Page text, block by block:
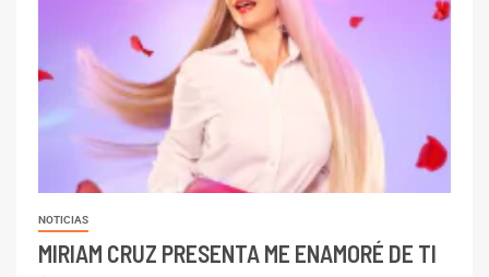
NOTICIAS
MIRIAM CRUZ PRESENTA ME ENAMORÉ DE TI